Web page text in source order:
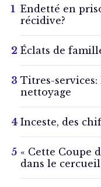
Endetté en
récidive?
Éclats de
Titres-
nettoyage
Inceste, des
« Cette Coupe
dans le